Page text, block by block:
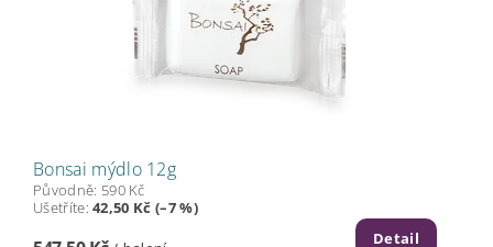
Bonsai mýdlo 12g
Původně: 590 Kč
Ušetříte:42,50 Kč (–7 %)
Detail